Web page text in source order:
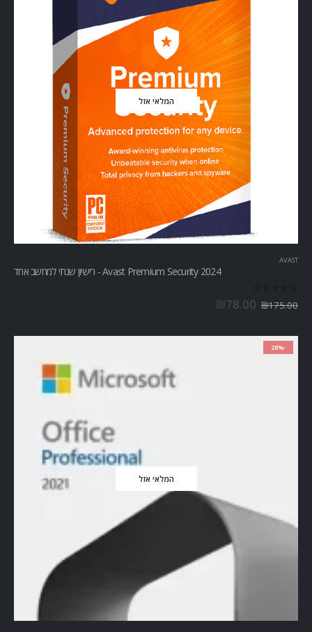
המלאי אזל
AVAST
Avast Premium Security 2024 - רישיון שנתי למחשב אחד
₪175.00
₪78.00
-28%
המלאי אזל